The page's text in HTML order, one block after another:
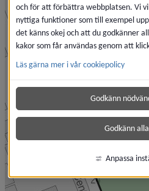
och för att förbättra webbplatsen. Vi
nyttiga funktioner som till exempel
det känns okej och att du godkänner
kakor som får användas genom att
Läs gärna mer i vår cookiepolicy
Godkänn
Godkänn
Anpassa